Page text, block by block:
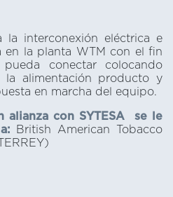
la interconexión eléctrica e
en la planta WTM con el fin
conectar colocando
alimentación producto y
en marcha del equipo.
alianza con SYTESA se le
British American Tobacco